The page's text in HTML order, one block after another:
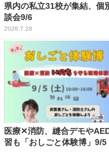
県内の私立31校が集結、個
談会9/6
2026.7.28
医療✕消防、縫合デモや
習も「おしごと体験博」9/5